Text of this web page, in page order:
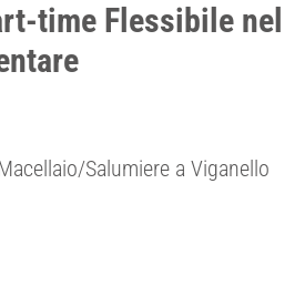
time Flessibile nel
Salumiere a Viganello